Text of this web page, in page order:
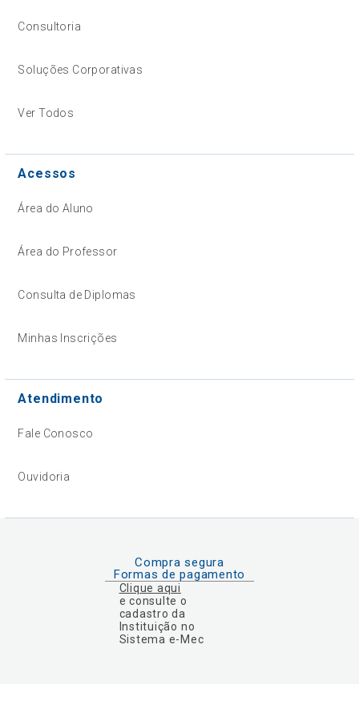
Consultoria
Soluções Corporativas
Ver Todos
Acessos
Área do Aluno
Área do Professor
Consulta de Diplomas
Minhas Inscrições
Atendimento
Fale Conosco
Ouvidoria
Compra segura
Formas de pagamento
Clique aqui
e consulte o
cadastro da
Instituição no
Sistema e-Mec